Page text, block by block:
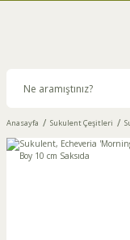
Anasayfa Sukulent Çeşitleri